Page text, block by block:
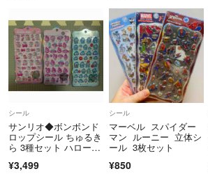
シール
サンリオ◆ボンボンド
ロップシール ちゅるき
ら 3種セット ハローキ
ンギョドン
¥3,499
シール
マーベル スパイダー
マン ルーニー 立体シ
ール 3枚セット
¥850